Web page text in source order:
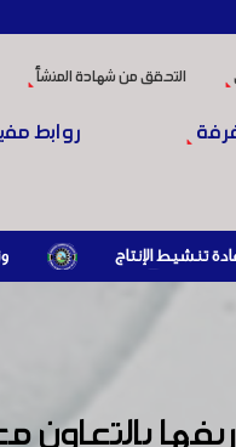
التحقق من شهادة المنشأ
روابط
استجابةً
لنفس العام (تطلب لمرة واحدة )